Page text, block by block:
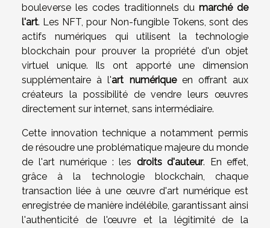
bouleverse les codes traditionnels du marché de
l'art. Les NFT, pour Non-fungible Tokens, sont des
actifs numériques qui utilisent la technologie
blockchain pour prouver la propriété d'un objet
virtuel unique. Ils ont apporté une dimension
supplémentaire à l'art numériqueen offrant aux
créateurs la possibilité de vendre leurs œuvres
directement sur internet, sans intermédiaire.
Cette innovation technique a notamment permis
de résoudre une problématique majeure du monde
de l'art numérique : les droits d'auteur. En effet,
grâce à la technologie blockchain, chaque
transaction liée à une œuvre d'art numérique est
enregistrée de manière indélébile, garantissant ainsi
l'authenticité de l'œuvre et la légitimité de la